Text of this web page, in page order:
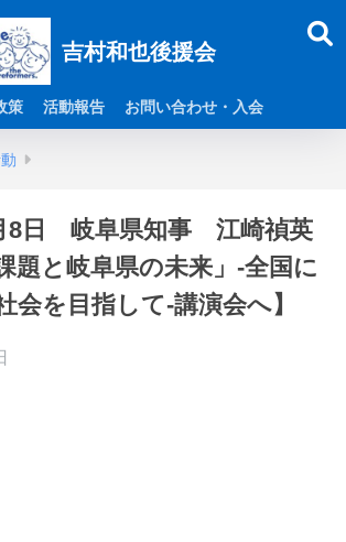
吉村和也後援会
策 活動報告 お問い合わせ・入会
8日 岐阜県知事 江崎禎英
題と岐阜県の未来」-全国に
会を目指して-講演会へ】